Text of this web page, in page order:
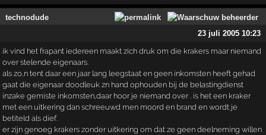
technodude
23 juli 2005 10:23
ik vind het frapant iedereen maakt zich druk om die krakers maar niemand
over stelende eigenaars.
als zo,n tent daar een jaar lang leegstaat en geen inkomsten heeft gehad
gaat die eigenaar doodleuk zn hand ophouden bij de belastingdienst
inzake gemiste inkomsten,daar hoor je niemand over . is het een kraker
met een uitkering dan schreeuwd men moord en brand en wordt je
betiteld als dief.
er zijn genoeg krakers zonder uitkering om dat ze geen deelneming willen